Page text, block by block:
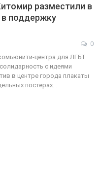
разместили в
поддержку
0
центра для ЛГБТ
с идеями
в центре города плакаты
постерах…